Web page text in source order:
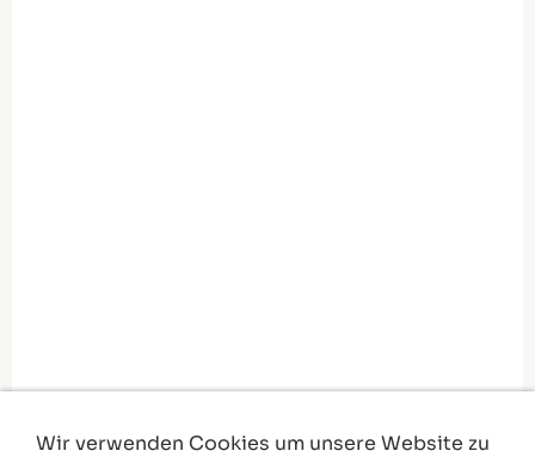
Wir verwenden Cookies um unsere Website zu